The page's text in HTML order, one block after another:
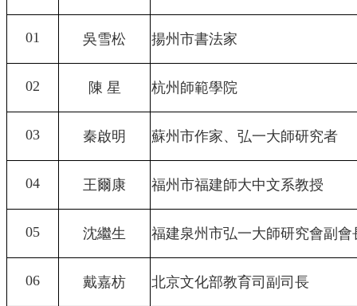
01 吳雪松 揚州市書法家
02 陳 星 杭州師範學院
03 秦啟明 蘇州市作家、弘一大師研究者
04 王爾康 福州市福建師大中文系教授
05 沈繼生 福建泉州市弘一大師研究會副會
06 戴嘉枋 北京文化部教育司副司長